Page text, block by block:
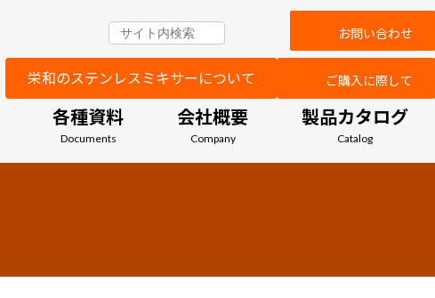
お問い合わせ
栄和のステンレスミキサーについて ご購入に際して
各種資料
Documents
会社概要
Company
製品カタログ
Catalog